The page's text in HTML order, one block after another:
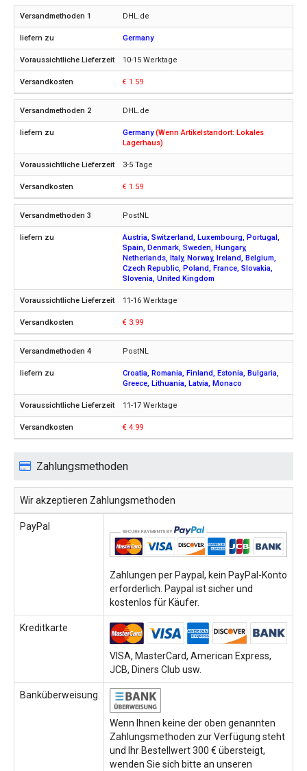
DHL.de
Germany
10-15 Werktage
€ 1.59
DHL.de
Germany(Wenn Artikelstandort: Lokales
Lagerhaus)
3-5 Tage
€ 1.59
PostNL
Austria, Switzerland, Luxembourg, Portugal,
Spain, Denmark, Sweden, Hungary,
Netherlands, Italy, Norway, Ireland, Belgium,
Czech Republic, Poland, France, Slovakia,
Slovenia, United Kingdom
11-16 Werktage
€ 3.99
PostNL
Croatia, Romania, Finland, Estonia, Bulgaria,
Greece, Lithuania, Latvia, Monaco
11-17 Werktage
€ 4.99
Zahlungsmethoden
Wir akzeptieren Zahlungsmethoden
PayPal
Zahlungen per Paypal, kein PayPal-Konto
erforderlich. Paypal ist sicher und
kostenlos für Käufer.
Kreditkarte
VISA, MasterCard, American Express,
JCB, Diners Club usw.
Banküberweisung
Wenn Ihnen keine der oben genannten
Zahlungsmethoden zur Verfügung steht
und Ihr Bestellwert 300 € übersteigt,
wenden Sie sich bitte an unseren